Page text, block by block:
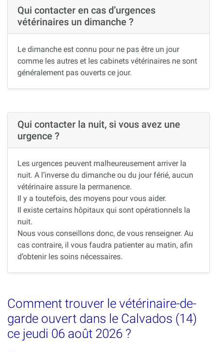
Qui contacter en cas d’urgences
vétérinaires un dimanche ?
Le dimanche est connu pour ne pas être un jour
comme les autres et les cabinets vétérinaires ne sont
généralement pas ouverts ce jour.
Qui contacter la nuit, si vous avez une
urgence ?
Les urgences peuvent malheureusement arriver la
nuit. A l’inverse du dimanche ou du jour férié, aucun
vétérinaire assure la permanence.
Il y a toutefois, des moyens pour vous aider.
Il existe certains hôpitaux qui sont opérationnels la
nuit.
Nous vous conseillons donc, de vous renseigner. Au
cas contraire, il vous faudra patienter au matin, afin
d’obtenir les soins nécessaires.
Comment trouver le vétérinaire-de-
garde ouvert dans le Calvados (14)
ce jeudi 06 août 2026 ?